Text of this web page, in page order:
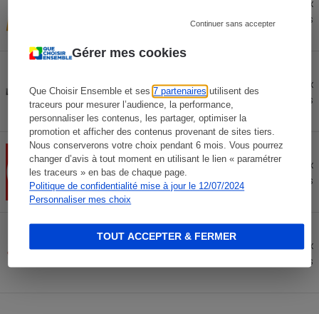
Gérer mes cookies
Que Choisir Ensemble et ses7 partenaires utilisent des
traceurs pour mesurer l’audience, la performance,
personnaliser les contenus, les partager, optimiser la
promotion et afficher des contenus provenant de sites tiers.
Nous conserverons votre choix pendant 6 mois. Vous pourrez
changer d’avis à tout moment en utilisant le lien « paramétrer
les traceurs » en bas de chaque page.
Politique de confidentialité mise à jour le 12/07/2024
Personnaliser mes choix
Continuer sans accepter
TOUT ACCEPTER & FERMER
abonnés
LA
REDOUTE
Contenu réservé aux
abonnés
DARTY
Contenu réservé aux
abonnés
CONNEXION
Contenu réservé aux
abonnés